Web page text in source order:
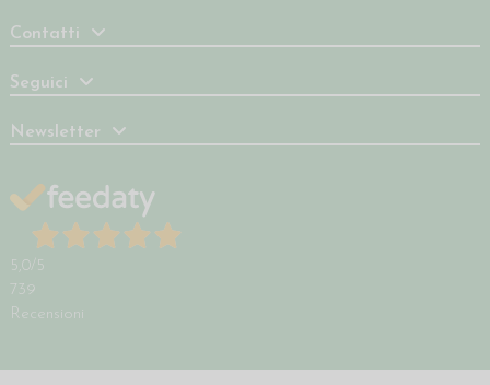
Contatti
Seguici
Newsletter
5,0 /5
739
Recensioni